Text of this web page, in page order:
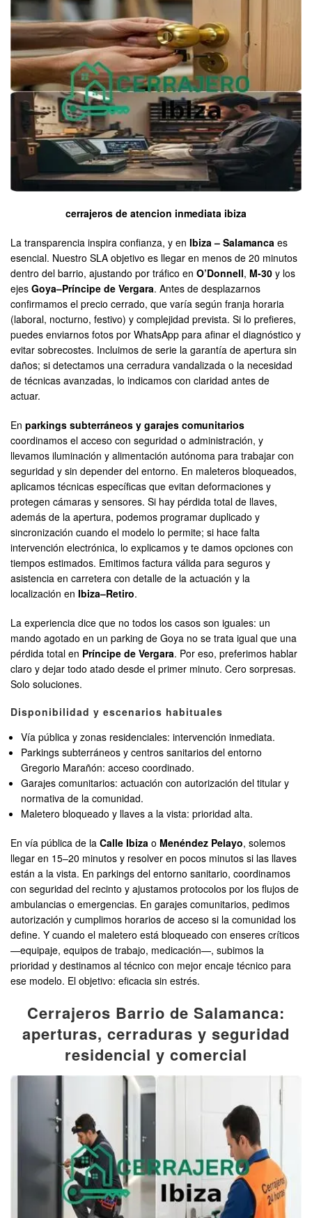
cerrajeros de atencion inmediata ibiza
La transparencia inspira confianza, y en Ibiza – Salamanca es
esencial. Nuestro SLA objetivo es llegar en menos de 20 minutos
dentro del barrio, ajustando por tráfico en O’Donnell, M-30 y los
ejes Goya–Príncipe de Vergara. Antes de desplazarnos
confirmamos el precio cerrado, que varía según franja horaria
(laboral, nocturno, festivo) y complejidad prevista. Si lo prefieres,
puedes enviarnos fotos por WhatsApp para afinar el diagnóstico y
evitar sobrecostes. Incluimos de serie la garantía de apertura sin
daños; si detectamos una cerradura vandalizada o la necesidad
de técnicas avanzadas, lo indicamos con claridad antes de
actuar.
En parkings subterráneos y garajes comunitarios
coordinamos el acceso con seguridad o administración, y
llevamos iluminación y alimentación autónoma para trabajar con
seguridad y sin depender del entorno. En maleteros bloqueados,
aplicamos técnicas específicas que evitan deformaciones y
protegen cámaras y sensores. Si hay pérdida total de llaves,
además de la apertura, podemos programar duplicado y
sincronización cuando el modelo lo permite; si hace falta
intervención electrónica, lo explicamos y te damos opciones con
tiempos estimados. Emitimos factura válida para seguros y
asistencia en carretera con detalle de la actuación y la
localización en Ibiza–Retiro.
La experiencia dice que no todos los casos son iguales: un
mando agotado en un parking de Goya no se trata igual que una
pérdida total en Príncipe de Vergara. Por eso, preferimos hablar
claro y dejar todo atado desde el primer minuto. Cero sorpresas.
Solo soluciones.
Disponibilidad y escenarios habituales
Vía pública y zonas residenciales: intervención inmediata.
Parkings subterráneos y centros sanitarios del entorno
Gregorio Marañón: acceso coordinado.
Garajes comunitarios: actuación con autorización del titular y
normativa de la comunidad.
Maletero bloqueado y llaves a la vista: prioridad alta.
En vía pública de la Calle Ibiza o Menéndez Pelayo, solemos
llegar en 15–20 minutos y resolver en pocos minutos si las llaves
están a la vista. En parkings del entorno sanitario, coordinamos
con seguridad del recinto y ajustamos protocolos por los flujos de
ambulancias o emergencias. En garajes comunitarios, pedimos
autorización y cumplimos horarios de acceso si la comunidad los
define. Y cuando el maletero está bloqueado con enseres críticos
—equipaje, equipos de trabajo, medicación—, subimos la
prioridad y destinamos al técnico con mejor encaje técnico para
ese modelo. El objetivo: eficacia sin estrés.
Cerrajeros Barrio de Salamanca:
aperturas, cerraduras y seguridad
residencial y comercial